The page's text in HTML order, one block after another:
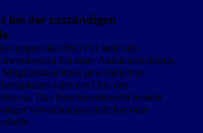
bei der zuständigen
gegen die DSGVO steht den
bei einer Aufsichtsbehörde,
Mitgliedstaat ihres gewöhnlichen
oder des Orts des
zu. Das Beschwerderecht besteht
verwaltungsrechtlicher oder